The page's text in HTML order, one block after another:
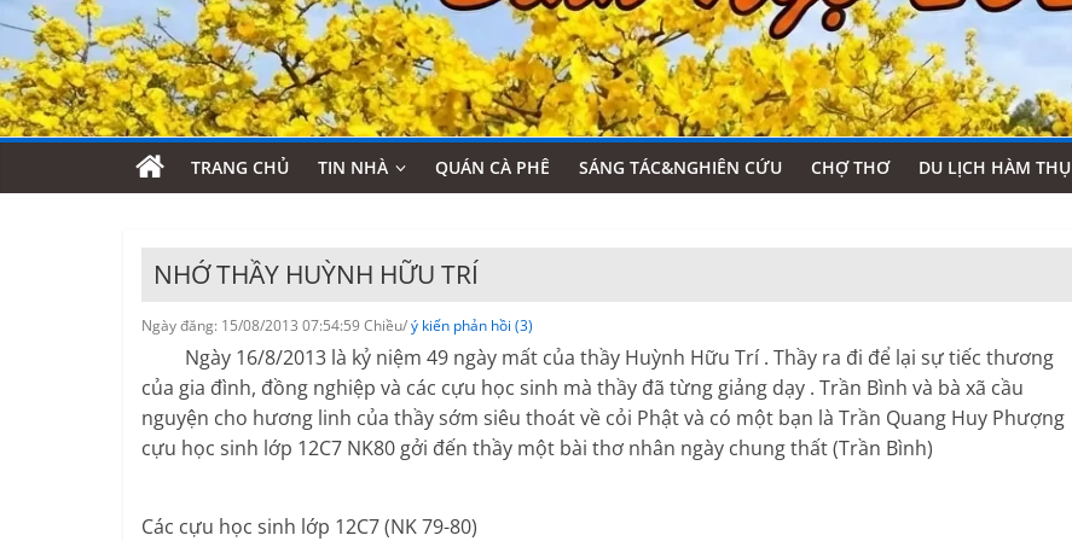
TRANG CHỦ TIN NHÀ QUÁN CÀ PHÊ SÁNG TÁC&NGHIÊN CỨU CHỢ THƠ DU LỊCH HÀM THỤ
NHỚ THẦY HUỲNH HỮU TRÍ
Ngày đăng: 15/08/2013 07:54:59 Chiều/ý kiến phản hồi (3)
Ngày 16/8/2013 là kỷ niệm 49 ngày mất của thầy Huỳnh Hữu Trí . Thầy ra đi để lại sự tiếc thương
của gia đình, đồng nghiệp và các cựu học sinh mà thầy đã từng giảng dạy . Trần Bình và bà xã cầu
nguyện cho hương linh của thầy sớm siêu thoát về cỏi Phật và có một bạn là Trần Quang Huy Phượng
cựu học sinh lớp 12C7 NK80 gởi đến thầy một bài thơ nhân ngày chung thất (Trần Bình)
Các cựu học sinh lớp 12C7 (NK 79-80)